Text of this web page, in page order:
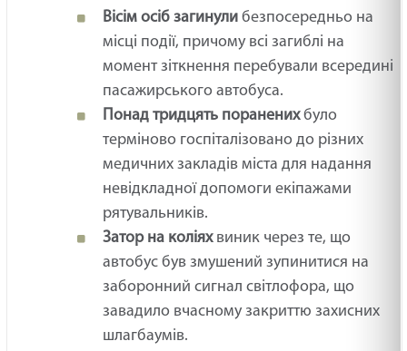
Вісім осіб загинули безпосередньо на
місці події, причому всі загиблі на
момент зіткнення перебували всередині
пасажирського автобуса.
Понад тридцять пораненихбуло
терміново госпіталізовано до різних
медичних закладів міста для надання
невідкладної допомоги екіпажами
рятувальників.
Затор на коліяхвиник через те, що
автобус був змушений зупинитися на
заборонний сигнал світлофора, що
завадило вчасному закриттю захисних
шлагбаумів.